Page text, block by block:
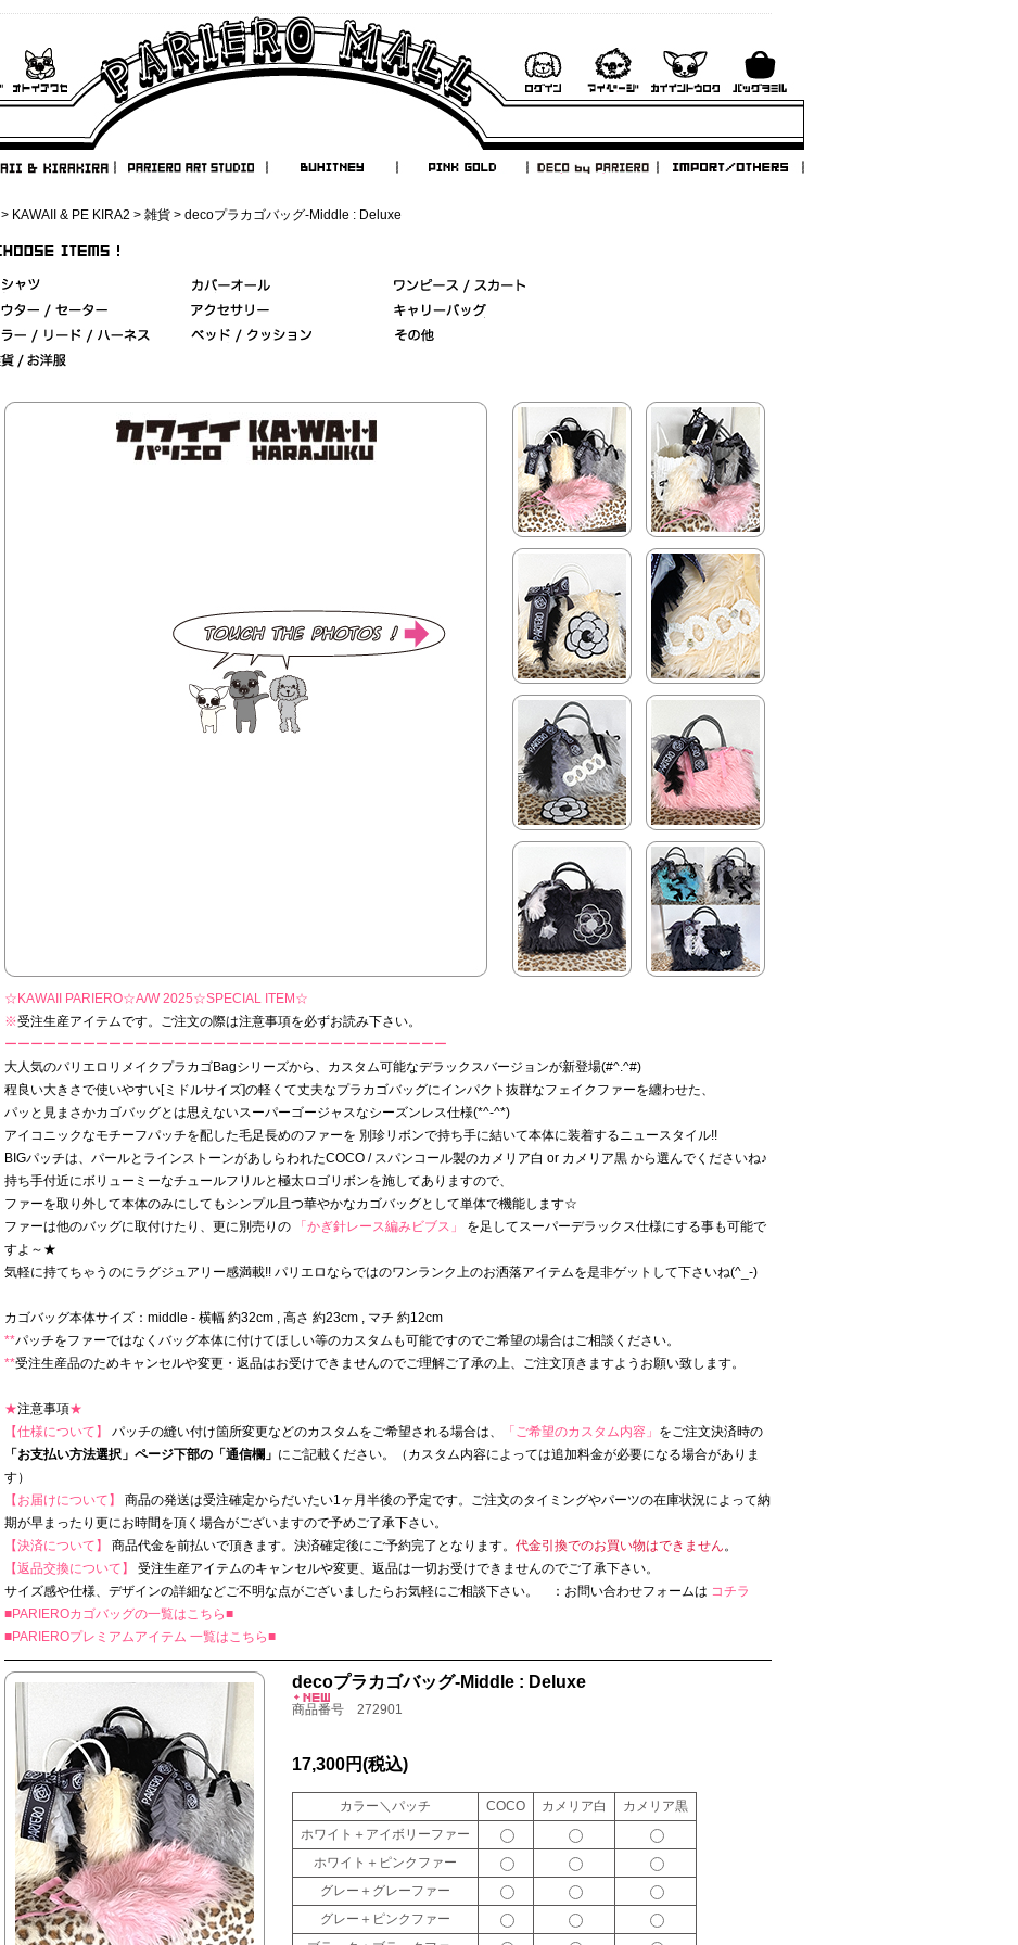
> KAWAII & PE KIRA2 > 雑貨 > decoプラカゴバッグ-Middle : Deluxe
☆KAWAII PARIERO☆A/W 2025☆SPECIAL ITEM☆
※受注生産アイテムです。ご注文の際は注意事項を必ずお読み下さい。
ーーーーーーーーーーーーーーーーーーーーーーーーーーーーーーーーーー
大人気のパリエロリメイクプラカゴBagシリーズから、カスタム可能なデラックスバージョンが新登場(#^.^#)
程良い大きさで使いやすい[ミドルサイズ]の軽くて丈夫なプラカゴバッグにインパクト抜群なフェイクファーを纏わせた、
パッと見まさかカゴバッグとは思えないスーパーゴージャスなシーズンレス仕様(*^-^*)
アイコニックなモチーフパッチを配した毛足長めのファーを 別珍リボンで持ち手に結いて本体に装着するニュースタイル!!
BIGパッチは、パールとラインストーンがあしらわれたCOCO / スパンコール製のカメリア白 or カメリア黒 から選んでくださいね♪
持ち手付近にボリューミーなチュールフリルと極太ロゴリボンを施してありますので、
ファーを取り外して本体のみにしてもシンプル且つ華やかなカゴバッグとして単体で機能します☆
ファーは他のバッグに取付けたり、更に別売りの
「かぎ針レース編みビブス」
を足してスーパーデラックス仕様にする事も可能で
すよ～★
気軽に持てちゃうのにラグジュアリー感満載!! パリエロならではのワンランク上のお洒落アイテムを是非ゲットして下さいね(^_-)
カゴバッグ本体サイズ：middle - 横幅 約32cm , 高さ 約23cm , マチ 約12cm
**パッチをファーではなくバッグ本体に付けてほしい等のカスタムも可能ですのでご希望の場合はご相談ください。
**受注生産品のためキャンセルや変更・返品はお受けできませんのでご理解ご了承の上、ご注文頂きますようお願い致します。
★注意事項★
【仕様について】
パッチの縫い付け箇所変更などのカスタムをご希望される場合は、 「ご希望のカスタム内容」 をご注文決済時の
「お支払い方法選択」ページ下部の「通信欄」 にご記載ください。（カスタム内容によっては追加料金が必要になる場合がありま
す）
【お届けについて】
商品の発送は受注確定からだいたい1ヶ月半後の予定です。ご注文のタイミングやパーツの在庫状況によって納
期が早まったり更にお時間を頂く場合がございますので予めご了承下さい。
【決済について】
商品代金を前払いで頂きます。決済確定後にご予約完了となります。 代金引換でのお買い物はできません。
【返品交換について】
受注生産アイテムのキャンセルや変更、返品は一切お受けできませんのでご了承下さい。
サイズ感や仕様、デザインの詳細などご不明な点がございましたらお気軽にご相談下さい。 ：お問い合わせフォームは コチラ
■PARIEROカゴバッグの一覧はこちら■
■PARIEROプレミアムアイテム 一覧はこちら■
decoプラカゴバッグ-Middle : Deluxe
商品番号 272901
17,300円(税込)
カラー＼パッチ COCO カメリア白
カメリア黒
ホワイト＋アイボリーファー
ホワイト＋ピンクファー
グレー＋グレーファー
グレー＋ピンクファー